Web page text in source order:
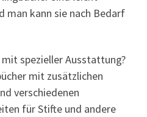
man kann sie nach Bedarf
spezieller Ausstattung?
mit zusätzlichen
verschiedenen
für Stifte und andere